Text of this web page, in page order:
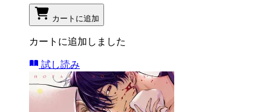
カートに追加
カートに追加しました
試し読み